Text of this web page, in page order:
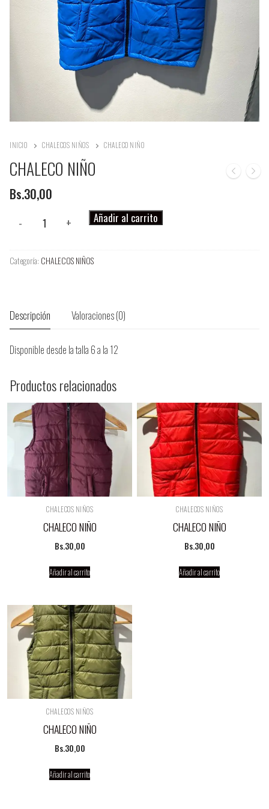
INICIO CHALECOS NIÑOS CHALECO NIÑO
CHALECO NIÑO
Bs.30,00
- + Añadir al carrito
Categoría: CHALECOS NIÑOS
Descripción Valoraciones (0)
Disponible desde la talla 6 a la 12
Productos relacionados
CHALECOS NIÑOS
CHALECO NIÑO
Bs.30,00
Añadir al carrito
CHALECOS NIÑOS
CHALECO NIÑO
Bs.30,00
Añadir al carrito
CHALECOS NIÑOS
CHALECO NIÑO
Bs.30,00
Añadir al carrito